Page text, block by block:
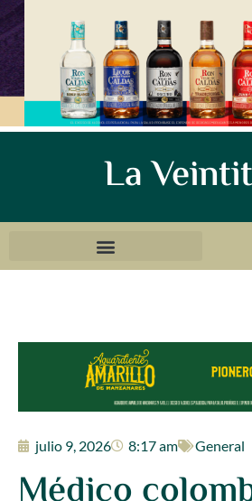
La
julio 9, 2026 8:17 am General